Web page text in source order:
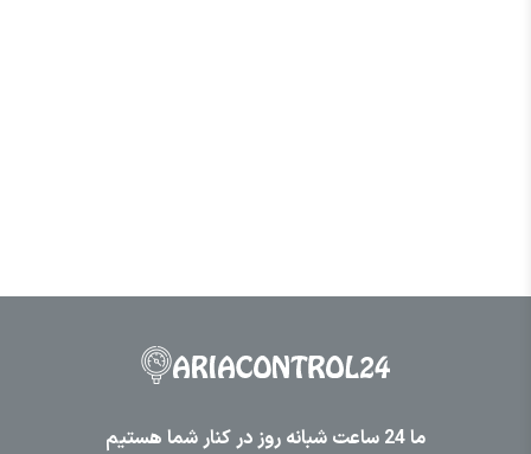
ما 24 ساعت شبانه روز در کنار شما هستیم